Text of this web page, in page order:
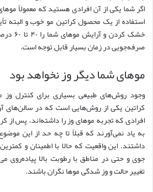
اگر شما یکی از آن افرادی هستید که معمولاً
استفاده از یک محصول کراتین مو خوب و البته
خشک
صرفه‌جویی در زمان بسیار قابل توجه است.
موهای شما دیگر وز نخواهد بود
وجود روش‌های طبیعی بسیاری برای کنترل وز
کراتین یکی از روش‌هایی است که در سالن‌های
افرادی که تجربه موهای وز را داشته‌اند، پس از
به یاد نمی‌آورند که قبلاً تا چه حد از این
داشتند. این واقعیت که حالا با اطمینان و
جوی و حتی در مناطق با رطوبت بالا پیاده‌روی
تغییر حالت و وز شدگی موها نگران باشند.